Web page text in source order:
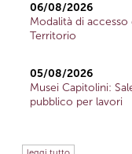
06/08/2026
Modalità di
Territorio
05/08/2026
Musei Capitolini:
pubblico per lavori